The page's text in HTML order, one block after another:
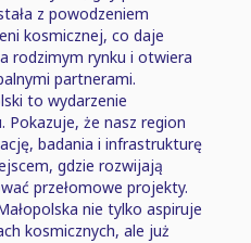
z powodzeniem
kosmicznej, co daje
rodzimym rynku i otwiera
partnerami.
to wydarzenie
Pokazuje, że nasz region
badania i infrastrukturę
gdzie rozwijają
przełomowe projekty.
nie tylko aspiruje
kosmicznych, ale już